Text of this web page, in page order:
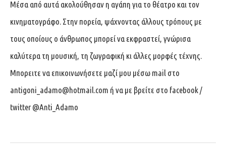
Μέσα από αυτά ακολούθησαν η αγάπη για το θέατρο και τον
κινηματογράφο. Στην πορεία, ψάχνοντας άλλους τρόπους με
τους οποίους ο άνθρωπος μπορεί να εκφραστεί, γνώρισα
καλύτερα τη μουσική, τη ζωγραφική κι άλλες μορφές τέχνης.
Μπορειτε να επικοινωνήσετε μαζί μου μέσω mail στο
antigoni_adamo@hotmail.com ή να με βρείτε στο facebook /
twitter @Anti_Adamo